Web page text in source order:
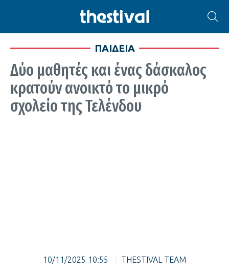
ΠΑΙΔΕΙΑ
Δύο μαθητές και ένας δάσκαλος
κρατούν ανοικτό το μικρό
σχολείο της Τελένδου
10/11/2025 10:55 THESTIVAL TEAM